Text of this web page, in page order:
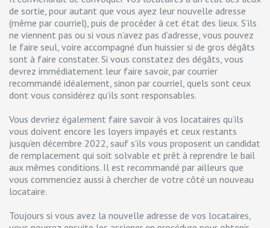
de sortie, pour autant que vous ayez leur nouvelle adresse
(même par courriel), puis de procéder à cet état des lieux. S’ils
ne viennent pas ou si vous n’avez pas d’adresse, vous pouvez
le faire seul, voire accompagné d’un huissier si de gros dégâts
sont à faire constater. Si vous constatez des dégâts, vous
devrez immédiatement leur faire savoir, par courrier
recommandé idéalement, sinon par courriel, quels sont ceux
dont vous considérez qu’ils sont responsables.
Vous devriez également faire savoir à vos locataires qu’ils
vous doivent encore les loyers impayés et ceux restants
jusqu’en décembre 2022, sauf s’ils vous proposent un candidat
de remplacement qui soit solvable et prêt à reprendre le bail
aux mêmes conditions. Il est recommandé par ailleurs que
vous commenciez aussi à chercher de votre côté un nouveau
locataire.
Toujours si vous avez la nouvelle adresse de vos locataires,